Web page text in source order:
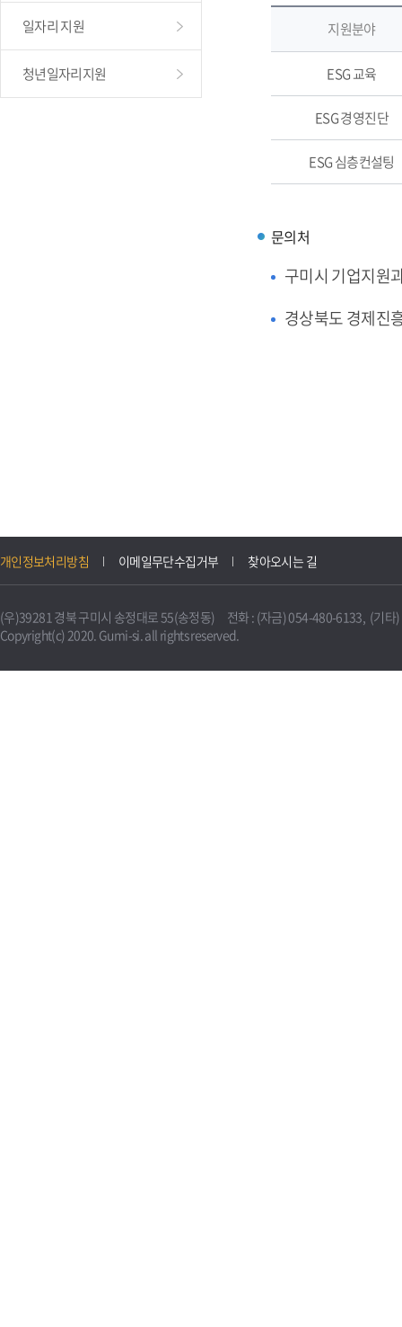
일자리 지원
청년일자리지원
지원분야
ESG 교육
ESG 경영진단
ESG 심층컨설팅
문의처
구미시 기업지원
경상북도 경제진
개인정보처리방침 이메일무단수집거부 찾아오시는 길
(우)39281 경북 구미시 송정대로 55(송정동) 전화 : (자금) 054-480-6133, (기타
Copyright(c) 2020. Gumi-si. all rights reserved.